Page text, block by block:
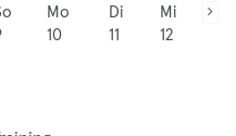
Mo
10
Di
11
Mi
12